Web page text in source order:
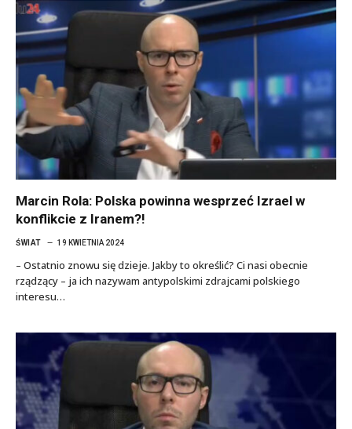
Marcin Rola: Polska powinna wesprzeć Izrael w
konflikcie z Iranem?!
ŚWIAT 19 KWIETNIA 2024
– Ostatnio znowu się dzieje. Jakby to określić? Ci nasi obecnie
rządzący – ja ich nazywam antypolskimi zdrajcami polskiego
interesu…